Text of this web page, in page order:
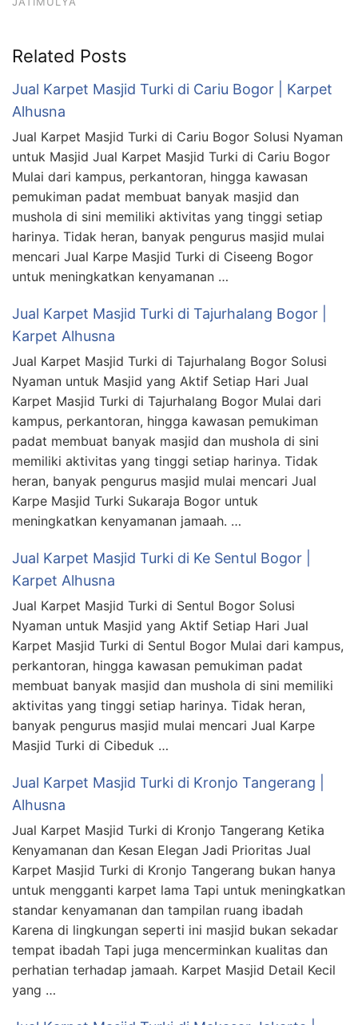
Related Posts
Jual Karpet Masjid Turki di Cariu Bogor | Karpet
Alhusna
Jual Karpet Masjid Turki di Cariu Bogor Solusi Nyaman
untuk Masjid Jual Karpet Masjid Turki di Cariu Bogor
Mulai dari kampus, perkantoran, hingga kawasan
pemukiman padat membuat banyak masjid dan
mushola di sini memiliki aktivitas yang tinggi setiap
harinya. Tidak heran, banyak pengurus masjid mulai
mencari Jual Karpe Masjid Turki di Ciseeng Bogor
untuk meningkatkan kenyamanan …
Jual Karpet Masjid Turki di Tajurhalang Bogor |
Karpet Alhusna
Jual Karpet Masjid Turki di Tajurhalang Bogor Solusi
Nyaman untuk Masjid yang Aktif Setiap Hari Jual
Karpet Masjid Turki di Tajurhalang Bogor Mulai dari
kampus, perkantoran, hingga kawasan pemukiman
padat membuat banyak masjid dan mushola di sini
memiliki aktivitas yang tinggi setiap harinya. Tidak
heran, banyak pengurus masjid mulai mencari Jual
Karpe Masjid Turki Sukaraja Bogor untuk
meningkatkan kenyamanan jamaah. …
Jual Karpet Masjid Turki di Ke Sentul Bogor |
Karpet Alhusna
Jual Karpet Masjid Turki di Sentul Bogor Solusi
Nyaman untuk Masjid yang Aktif Setiap Hari Jual
Karpet Masjid Turki di Sentul Bogor Mulai dari kampus,
perkantoran, hingga kawasan pemukiman padat
membuat banyak masjid dan mushola di sini memiliki
aktivitas yang tinggi setiap harinya. Tidak heran,
banyak pengurus masjid mulai mencari Jual Karpe
Masjid Turki di Cibeduk …
Jual Karpet Masjid Turki di Kronjo Tangerang |
Alhusna
Jual Karpet Masjid Turki di Kronjo Tangerang Ketika
Kenyamanan dan Kesan Elegan Jadi Prioritas Jual
Karpet Masjid Turki di Kronjo Tangerang bukan hanya
untuk mengganti karpet lama Tapi untuk meningkatkan
standar kenyamanan dan tampilan ruang ibadah
Karena di lingkungan seperti ini masjid bukan sekadar
tempat ibadah Tapi juga mencerminkan kualitas dan
perhatian terhadap jamaah. Karpet Masjid Detail Kecil
yang …